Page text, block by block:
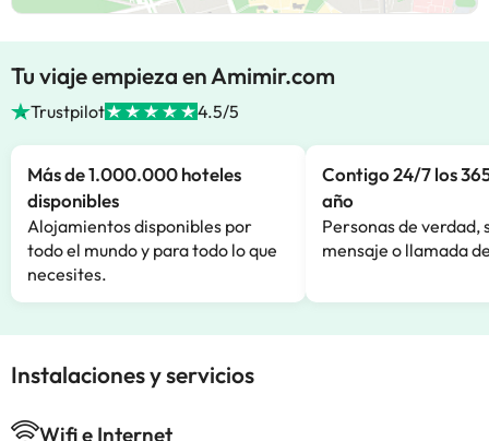
Tu viaje empieza en Amimir.com
Trustpilot 4.5/5
Más de 1.000.000 hoteles
disponibles
Alojamientos disponibles por
todo el mundo y para todo lo que
necesites.
Contigo 24/7 los
año
Personas de verdad,
mensaje o llamada
Instalaciones y servicios
Wifi e Internet